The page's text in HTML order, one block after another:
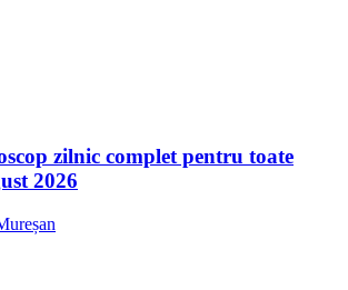
zilnic complet pentru toate
2026